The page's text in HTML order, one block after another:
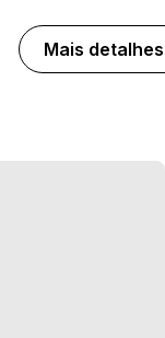
Mais detalhes